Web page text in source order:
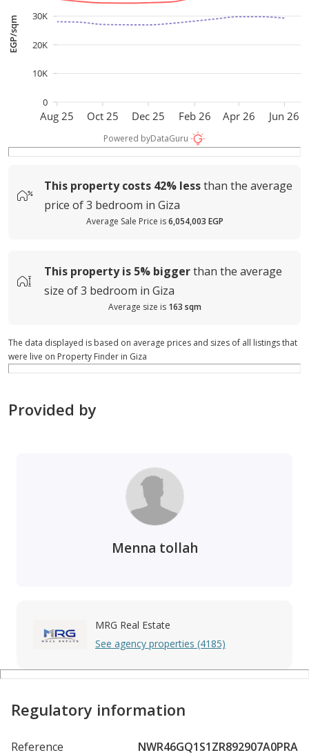
Aug 25 Oct 25 Dec 25 Feb 26 Apr 26 Jun 26
EGP/sqm
0
10K
20K
30K
Powered byDataGuru
This property costs 42% lessthan the average
price of3 bedroom in Giza
Average Sale Price is 6,054,003 EGP
This property is 5% biggerthan the average
size of3 bedroom in Giza
Average size is 163 sqm
The data displayed is based on average prices and sizes of all listings that
were live on Property Finder in Giza
Provided by
Menna tollah
MRG Real Estate
See agency properties (4185)
Regulatory information
Reference
NWR46GQ1S1ZR892907A0PRA